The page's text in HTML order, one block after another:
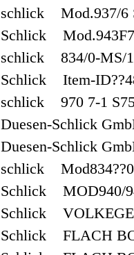
schlick Mod.937/6
Schlick
schlick 834/0-MS/
Schlick Item-
schlick 970 7-1
Duesen-Schlick
Duesen-Schlick
schlick Mod834??0
Schlick MOD940/
Schlick
Schlick FLACH